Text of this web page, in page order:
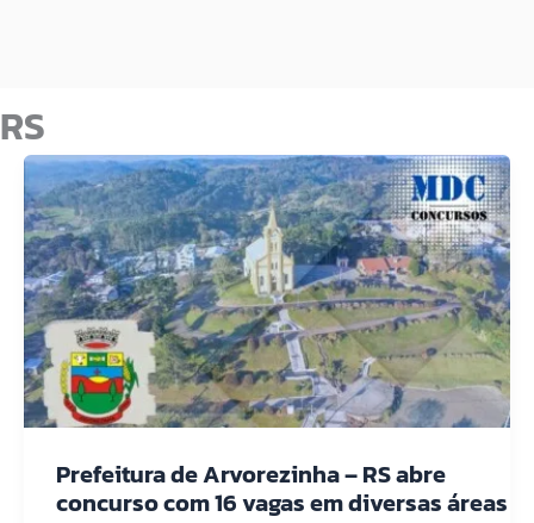
RS
Prefeitura de Arvorezinha – RS abre
concurso com 16 vagas em diversas áreas